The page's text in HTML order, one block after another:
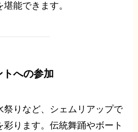
能できます。
への参加
祭りなど、シェムリアップで
ります。伝統舞踊やボート